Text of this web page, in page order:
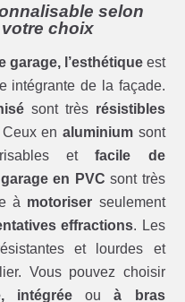
selon
votre choix
garage, l’esthétiqueest
intégrante de la façade.
sont très résistibles
Ceux enaluminium sont
etfacile de
en PVC sont très
à motoriser seulement
effractions. Les
et lourdes et
Vous pouvez choisir
intégrée ouà bras